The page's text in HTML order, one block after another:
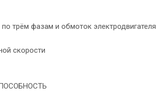
трём фазам и обмоток электродвигателя
скорости